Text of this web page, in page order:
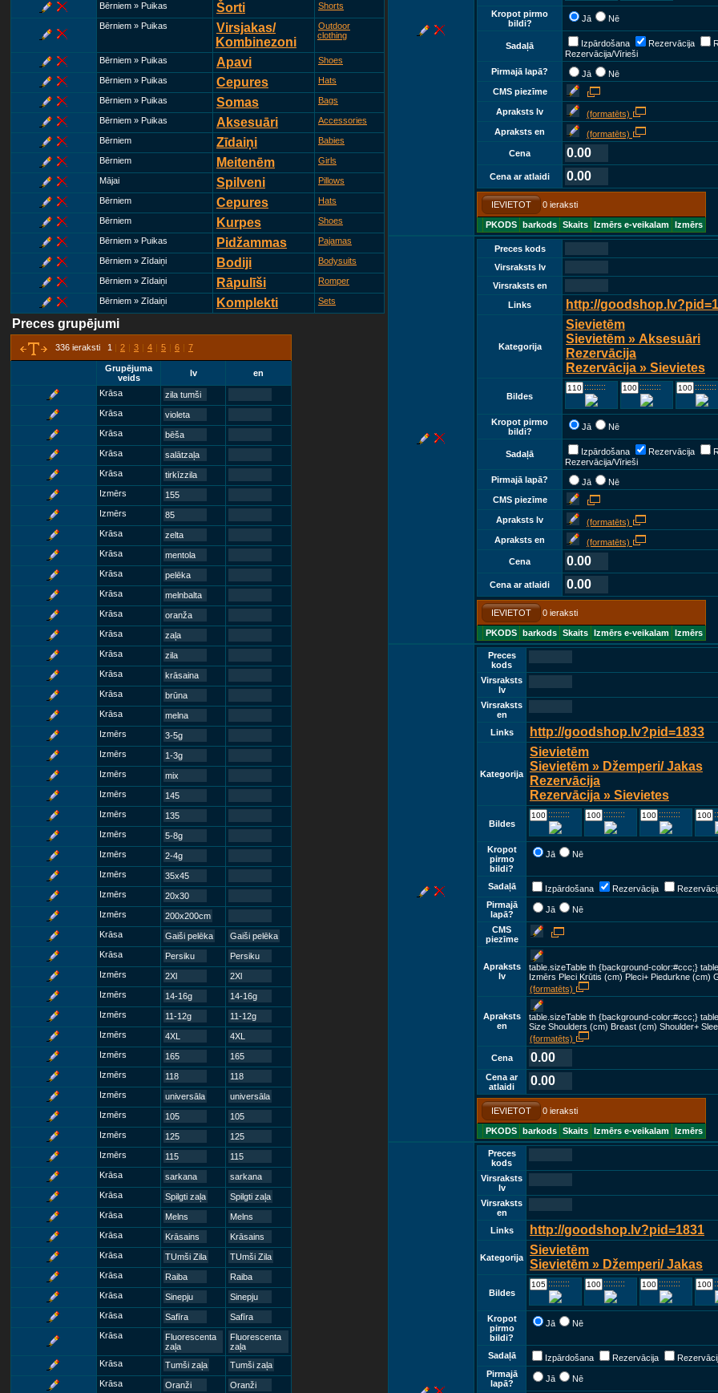
Bērniem » Puikas Šorti Shorts
Bērniem » Puikas
Virsjakas/
Kombinezoni
Outdoor
clothing
Bērniem » Puikas Apavi Shoes
Bērniem » Puikas Cepures Hats
Bērniem » Puikas Somas Bags
Bērniem » Puikas Aksesuāri Accessories
Bērniem Zīdaiņi Babies
Bērniem Meitenēm Girls
Mājai Spilveni Pillows
Bērniem Cepures Hats
Bērniem Kurpes Shoes
Bērniem » Puikas Pidžammas Pajamas
Bērniem » Zīdaiņi Bodiji Bodysuits
Bērniem » Zīdaiņi Rāpulīši Romper
Bērniem » Zīdaiņi Komplekti Sets
Preces grupējumi
336 ieraksti 1 | 2 | 3 | 4 | 5 | 6 | 7
Grupējuma
veids
lv en
Krāsa
zila tumši
Krāsa
violeta
Krāsa
bēša
Krāsa
salātzaļa
Krāsa
tirkīzzila
Izmērs
155
Izmērs
85
Krāsa
zelta
Krāsa
mentola
Krāsa
pelēka
Krāsa
melnbalta
Krāsa
oranža
Krāsa
zaļa
Krāsa
zila
Krāsa
krāsaina
Krāsa
brūna
Krāsa
melna
Izmērs
3-5g
Izmērs
1-3g
Izmērs
mix
Izmērs
145
Izmērs
135
Izmērs
5-8g
Izmērs
2-4g
Izmērs
35x45
Izmērs
20x30
Izmērs
200x200cm
Krāsa
Gaiši pelēka
Gaiši pelēka
Krāsa
Persiku
Persiku
Izmērs
2Xl
2Xl
Izmērs
14-16g
14-16g
Izmērs
11-12g
11-12g
Izmērs
4XL
4XL
Izmērs
165
165
Izmērs
118
118
Izmērs
universāla
universāla
Izmērs
105
105
Izmērs
125
125
Izmērs
115
115
Krāsa
sarkana
sarkana
Krāsa
Spilgti zaļa
Spilgti zaļa
Krāsa
Melns
Melns
Krāsa
Krāsains
Krāsains
Krāsa
TUmši Zila
TUmši Zila
Krāsa
Raiba
Raiba
Krāsa
Sinepju
Sinepju
Krāsa
Safīra
Safīra
Krāsa
Fluorescenta
zaļa
Fluorescenta
zaļa
Krāsa
Tumši zaļa
Tumši zaļa
Krāsa
Oranži Oranži
Kropot pirmo
bildi?
Jā Nē
Sadaļā Izpārdošana Rezervācija
Rezervācija/Vīrieši
Pirmajā lapā?
Jā
Nē
CMS piezīme
Apraksts lv
(formatēts)
Apraksts en
(formatēts)
Cena
0.00
Cena ar atlaidi 0.00
IEVIETOT 0 ieraksti
PKODS barkods Skaits Izmērs e-veikalam Izmērs
Preces kods
Virsraksts lv
Virsraksts en
Links
http://
Kategorija
Sievietēm
Sievietēm » Aksesuāri
Rezervācija
Rezervācija » Sievietes
Bildes
:::::::::::: :::::::::::: ::::::::::::
Kropot pirmo
bildi?
Jā Nē
Sadaļā Izpārdošana Rezervācija
Rezervācija/Vīrieši
Pirmajā lapā?
Jā
Nē
CMS piezīme
Apraksts lv
(formatēts)
Apraksts en
(formatēts)
Cena
0.00
Cena ar atlaidi 0.00
IEVIETOT 0 ieraksti
PKODS barkods Skaits Izmērs e-veikalam Izmērs
Preces
kods
Virsraksts
lv
Virsraksts
en
Links
http://goodshop.lv?pid=1833
Kategorija
Sievietēm
Sievietēm » Džemperi/ Jakas
Rezervācija
Rezervācija » Sievietes
Bildes
:::::::::::: :::::::::::: ::::::::::::
Kropot
pirmo
bildi?
Jā Nē
Sadaļā Izpārdošana Rezervācija
Pirmajā
lapā?
Jā Nē
CMS
piezīme
Apraksts
lv
table.sizeTable th {background-color:#ccc;}
Izmērs Pleci Krūtis (cm) Pleci+ Piedurkne (cm)
(formatēts)
Apraksts
en
table.sizeTable th {background-color:#ccc;}
Size Shoulders (cm) Breast (cm) Shoulder+
(formatēts)
Cena
0.00
Cena ar
atlaidi
0.00
IEVIETOT 0 ieraksti
PKODS barkods Skaits Izmērs e-veikalam Izmērs
Preces
kods
Virsraksts
lv
Virsraksts
en
Links
http://goodshop.lv?pid=1831
Kategorija
Sievietēm
Sievietēm » Džemperi/ Jakas
Bildes
:::::::::::: :::::::::::: ::::::::::::
Kropot
pirmo
bildi?
Jā Nē
Sadaļā Izpārdošana Rezervācija
Pirmajā
lapā?
Jā Nē